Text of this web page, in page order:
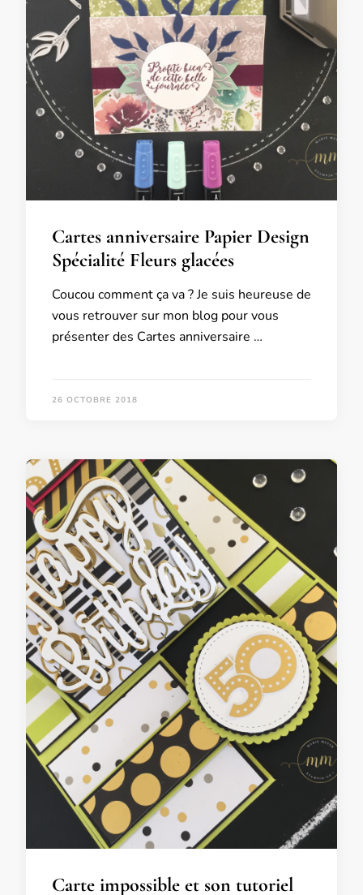
Cartes anniversaire Papier Design
Spécialité Fleurs glacées
Coucou comment ça va ? Je suis heureuse de
vous retrouver sur mon blog pour vous
présenter des Cartes anniversaire …
26 OCTOBRE 2018
Carte impossible et son tutoriel